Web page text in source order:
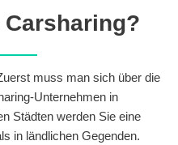
muss man sich über die
Unternehmen in
Städten werden Sie eine
in ländlichen Gegenden.